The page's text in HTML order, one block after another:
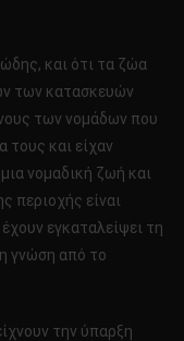
και ότι τα ζώα
των κατασκευών
των νομάδων που
τους και είχαν
νομαδική ζωή και
περιοχής είναι
εγκαταλείψει τη
γνώση από το
την ύπαρξη